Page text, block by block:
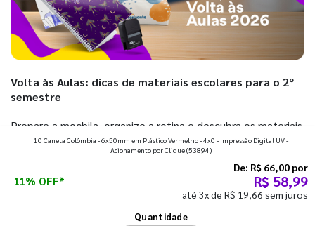
Volta às Aulas: dicas de materiais escolares para o 2º
semestre
Prepare a mochila, organize a rotina e descubra os materiais
que fazem toda diferença para começar o segundo
10 Caneta Colômbia - 6x50mm em Plástico Vermelho - 4x0 - Impressão Digital UV -
Acionamento por Clique(53894)
11% OFF*
De: R$ 66,00 por
R$ 58,99
até 3x de R$ 19,66 sem juros
Quantidade